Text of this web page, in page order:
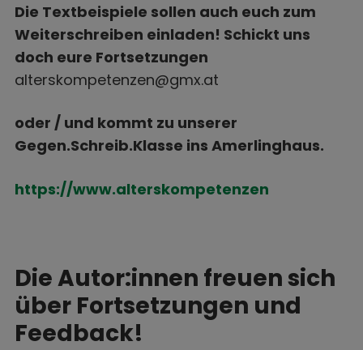
Die Textbeispiele sollen auch euch zum
Weiterschreiben einladen! Schickt uns
doch eure Fortsetzungen
alterskompetenzen@gmx.at
oder / und kommt zu unserer
Gegen.Schreib.Klasse ins Amerlinghaus.
https://www.alterskompetenzen
Die Autor:innen freuen sich
über Fortsetzungen und
Feedback!